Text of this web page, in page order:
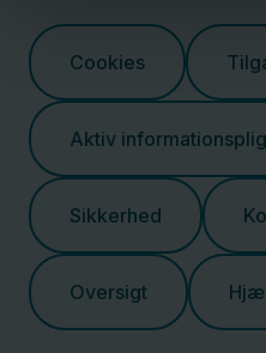
Cookies
Aktiv
Sikkerhed
Oversigt